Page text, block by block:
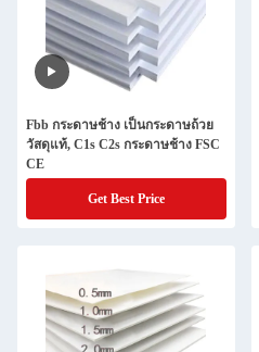
Fbb กระดาษช้าง เป็นกระดาษถ้วย
วัสดุแท้, C1s C2s กระดาษช้าง FSC
CE
Get Best Price